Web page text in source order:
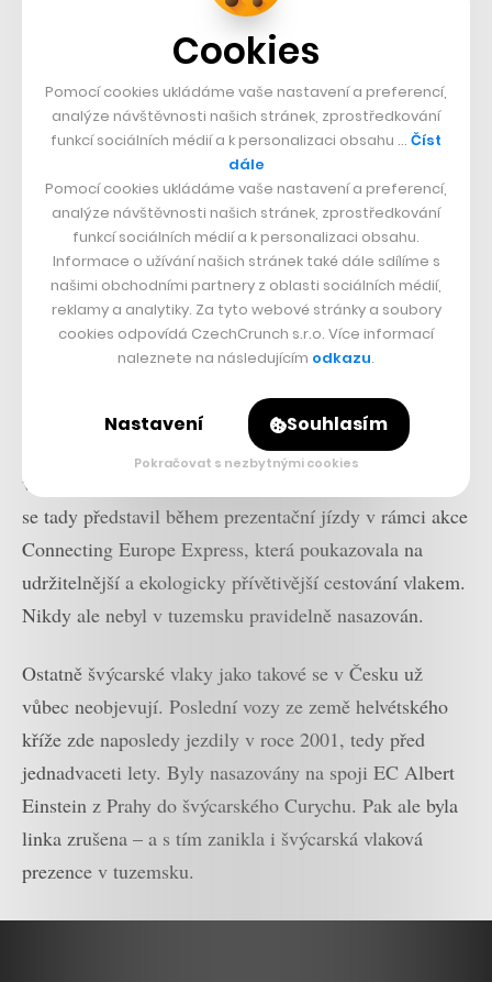
V létě to ovšem nebude poprvé, co se panoramatický
vůz z nabídky švýcarských drah v Česku objeví. Loni
se tady představil během prezentační jízdy v rámci akce
Connecting Europe Express, která poukazovala na
udržitelnější a ekologicky přívětivější cestování vlakem.
Nikdy ale nebyl v tuzemsku pravidelně nasazován.
Ostatně švýcarské vlaky jako takové se v Česku už
vůbec neobjevují. Poslední vozy ze země helvétského
kříže zde naposledy jezdily v roce 2001, tedy před
jednadvaceti lety. Byly nasazovány na spoji EC Albert
Einstein z Prahy do švýcarského Curychu. Pak ale byla
linka zrušena – a s tím zanikla i švýcarská vlaková
prezence v tuzemsku.
Cookies
Pomocí cookies ukládáme vaše nastavení a preferencí,
analýze návštěvnosti našich stránek, zprostředkování
funkcí sociálních médií a k personalizaci obsahu … Číst
dále
Pomocí cookies ukládáme vaše nastavení a preferencí,
analýze návštěvnosti našich stránek, zprostředkování
funkcí sociálních médií a k personalizaci obsahu.
Informace o užívání našich stránek také dále sdílíme s
našimi obchodními partnery z oblasti sociálních médií,
reklamy a analytiky. Za tyto webové stránky a soubory
cookies odpovídá CzechCrunch s.r.o. Více informací
naleznete na následujícím odkazu.
Nastavení Souhlasím
Pokračovat s nezbytnými cookies